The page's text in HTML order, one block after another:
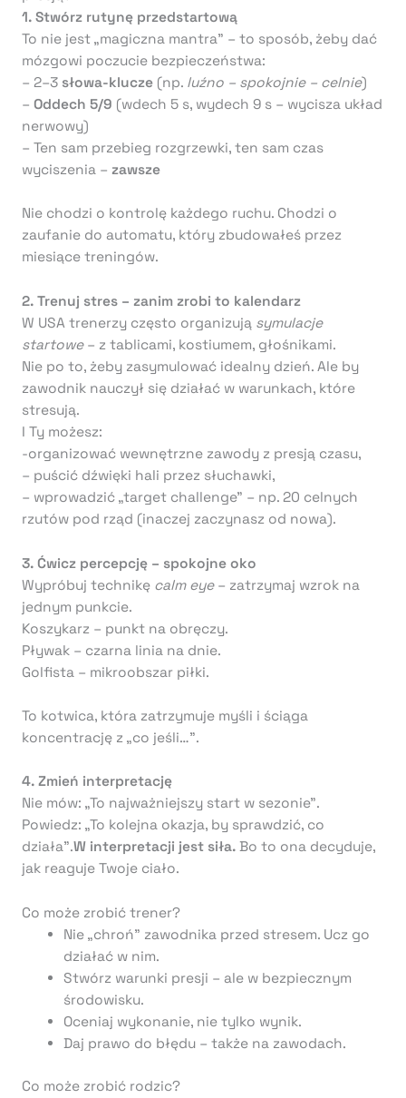
1. Stwórz rutynę przedstartową
To nie jest „magiczna mantra” – to sposób, żeby dać
mózgowi poczucie bezpieczeństwa:
– 2–3 słowa-klucze(np. luźno – spokojnie – celnie)
– Oddech 5/9 (wdech 5 s, wydech 9 s – wycisza układ
nerwowy)
– Ten sam przebieg rozgrzewki, ten sam czas
wyciszenia – zawsze
Nie chodzi o kontrolę każdego ruchu. Chodzi o
zaufanie do automatu, który zbudowałeś przez
miesiące treningów.
2. Trenuj stres – zanim zrobi to kalendarz
W USA trenerzy często organizują symulacje
startowe– z tablicami, kostiumem, głośnikami.
Nie po to, żeby zasymulować idealny dzień. Ale by
zawodnik nauczył się działać w warunkach, które
stresują.
I Ty możesz:
-organizować wewnętrzne zawody z presją czasu,
– puścić dźwięki hali przez słuchawki,
– wprowadzić „target challenge” – np. 20 celnych
rzutów pod rząd (inaczej zaczynasz od nowa).
3. Ćwicz percepcję – spokojne oko
Wypróbuj technikę calm eye– zatrzymaj wzrok na
jednym punkcie.
Koszykarz – punkt na obręczy.
Pływak – czarna linia na dnie.
Golfista – mikroobszar piłki.
To kotwica, która zatrzymuje myśli i ściąga
koncentrację z „co jeśli…”.
4. Zmień interpretację
Nie mów: „To najważniejszy start w sezonie”.
Powiedz: „To kolejna okazja, by sprawdzić, co
działa”.W interpretacji jest siła.Bo to ona decyduje,
jak reaguje Twoje ciało.
Co może zrobić trener?
Nie „chroń” zawodnika przed stresem. Ucz go
działać w nim.
Stwórz warunki presji – ale w bezpiecznym
środowisku.
Oceniaj wykonanie, nie tylko wynik.
Daj prawo do błędu – także na zawodach.
Co może zrobić rodzic?